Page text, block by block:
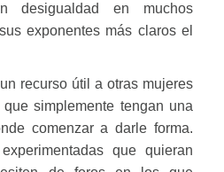
desigualdad en muchos
exponentes más claros el
recurso útil a otras mujeres
simplemente tengan una
comenzar a darle forma.
que quieran